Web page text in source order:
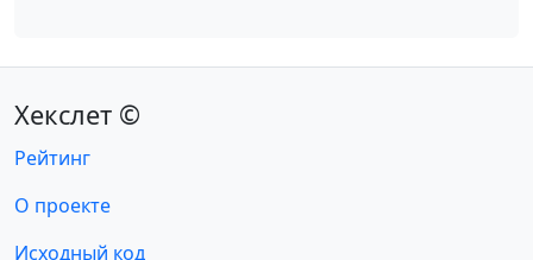
Хекслет ©
Рейтинг
О проекте
Исходный код